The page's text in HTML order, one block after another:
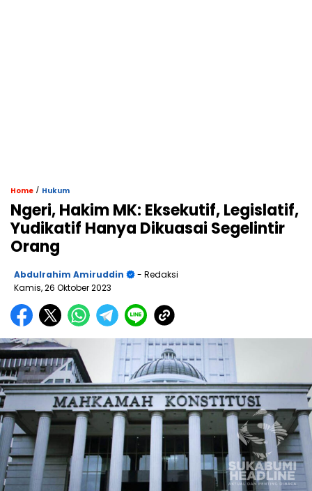
Home / Hukum
Ngeri, Hakim MK: Eksekutif, Legislatif,
Yudikatif Hanya Dikuasai Segelintir
Orang
Abdulrahim Amiruddin
- Redaksi
Kamis, 26 Oktober 2023